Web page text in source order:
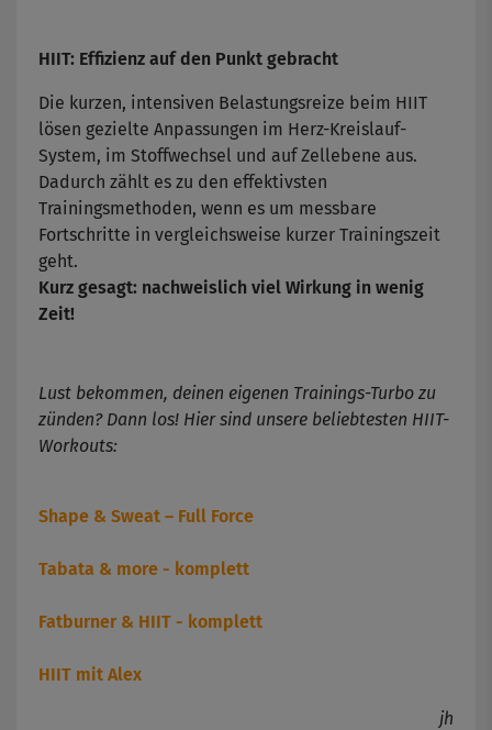
HIIT: Effizienz auf den Punkt gebracht
Die kurzen, intensiven Belastungsreize beim HIIT
lösen gezielte Anpassungen im Herz-Kreislauf-
System, im Stoffwechsel und auf Zellebene aus.
Dadurch zählt es zu den effektivsten
Trainingsmethoden, wenn es um messbare
Fortschritte in vergleichsweise kurzer Trainingszeit
geht.
Kurz gesagt: nachweislich viel Wirkung in wenig
Zeit!
Lust bekommen, deinen eigenen Trainings-Turbo zu
zünden? Dann los! Hier sind unsere beliebtesten HIIT-
Workouts:
Shape & Sweat – Full Force
Tabata & more - komplett
Fatburner & HIIT - komplett
HIIT mit Alex
jh